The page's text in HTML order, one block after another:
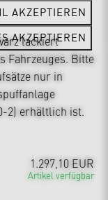
lackiert
Fahrzeuges. Bitte
nur in
2) erhältlich ist.
1.297,10 EUR
Artikel verfügbar
AKZEPTIEREN
AKZEPTIEREN